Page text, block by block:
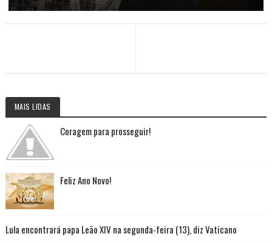
MAIS LIDAS
Coragem para prosseguir!
Feliz Ano Novo!
Lula encontrará papa Leão XIV na segunda-feira (13), diz Vaticano